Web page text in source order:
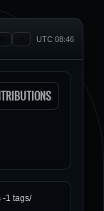
UTC 08:46
-1 tags/